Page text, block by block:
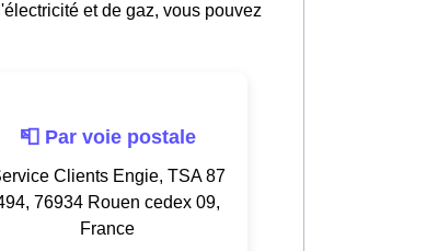
et de gaz, vous pouvez
📮 Par voie postale
Clients Engie, TSA 87
76934 Rouen cedex 09,
France